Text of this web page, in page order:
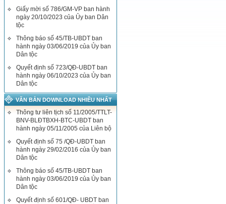
Giấy mời số 786/GM-VP ban hành
ngày 20/10/2023 của Ủy ban Dân
tộc
Thông báo số 45/TB-UBDT ban
hành ngày 03/06/2019 của Ủy ban
Dân tộc
Quyết định số 723/QĐ-UBDT ban
hành ngày 06/10/2023 của Ủy ban
Dân tộc
VĂN BẢN DOWNLOAD NHIỀU NHẤT
Thông tư liên tịch số 11/2005/TTLT-
BNV-BLĐTBXH-BTC-UBDT ban
hành ngày 05/11/2005 của Liên bộ
Quyết định số 75 /QĐ-UBDT ban
hành ngày 29/02/2016 của Ủy ban
Dân tộc
Thông báo số 45/TB-UBDT ban
hành ngày 03/06/2019 của Ủy ban
Dân tộc
Quyết định số 601/QĐ- UBDT ban